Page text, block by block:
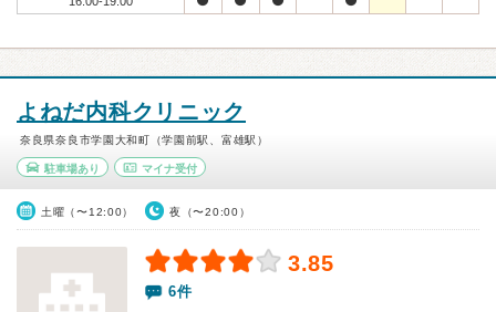
よねだ内科クリニック
奈良県奈良市学園大和町（学園前駅、富雄駅）
駐車場あり マイナ受付
土曜（〜12:00） 夜（〜20:00）
3.85
6件